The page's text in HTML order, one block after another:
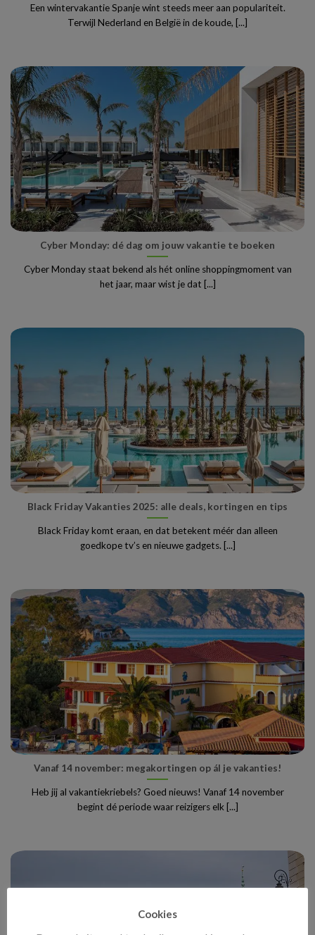
Een wintervakantie Spanje wint steeds meer aan populariteit.
Terwijl Nederland en België in de koude, [...]
Cyber Monday: dé dag om jouw vakantie te boeken
Cyber Monday staat bekend als hét online shoppingmoment van
het jaar, maar wist je dat [...]
Black Friday Vakanties 2025: alle deals, kortingen en tips
Black Friday komt eraan, en dat betekent méér dan alleen
goedkope tv’s en nieuwe gadgets. [...]
Vanaf 14 november: megakortingen op ál je vakanties!
Heb jij al vakantiekriebels? Goed nieuws! Vanaf 14 november
begint dé periode waar reizigers elk [...]
Cookies